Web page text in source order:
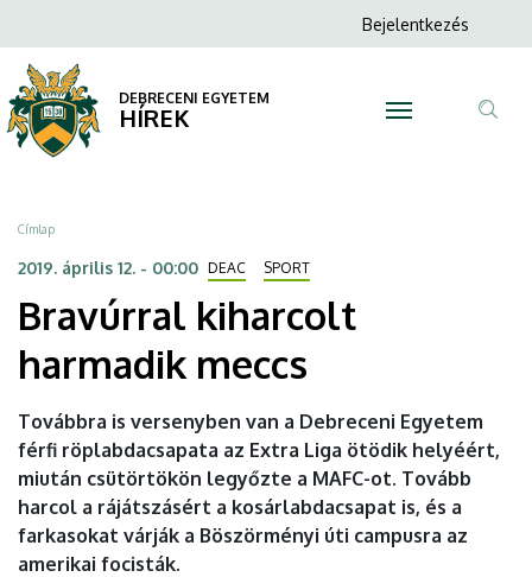
kiharcolt
harmadik
meccs
DEBRECENI
EGYETEM
a
tartalomra
Anonim
menüje
Bejelentkezés
DEBRECENI EGYETEM
HÍREK
Morzsa
Címlap
2019. április 12. - 00:00 DEAC SPORT
Bravúrral kiharcolt
harmadik meccs
Továbbra is versenyben van a Debreceni Egyetem
férfi röplabdacsapata az Extra Liga ötödik helyéért,
miután csütörtökön legyőzte a MAFC-ot. Tovább
harcol a rájátszásért a kosárlabdacsapat is, és a
farkasokat várják a Böszörményi úti campusra az
amerikai focisták.